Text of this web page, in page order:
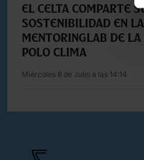
El Celta comparte
sostenibilidad en
MentoringLAB de
polo Clima
Miércoles 8 de Julio a las 14:14